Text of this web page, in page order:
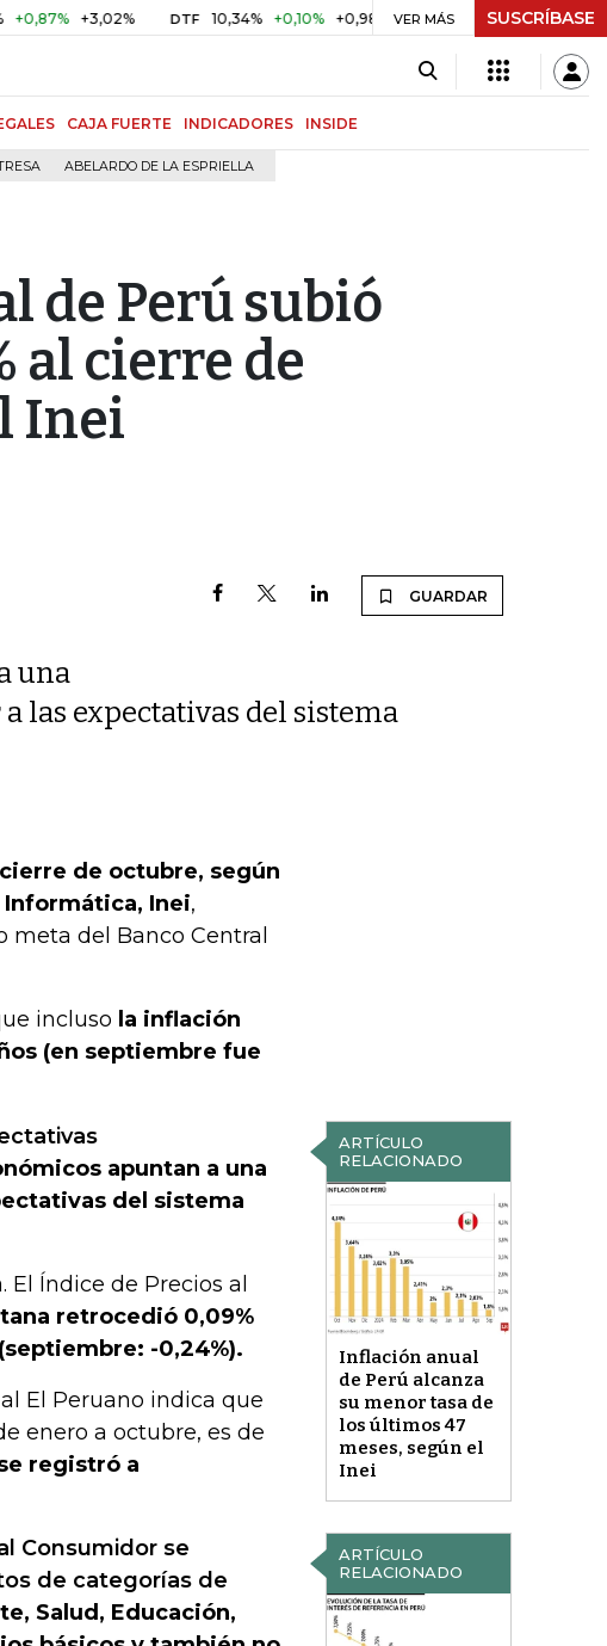
+3,02% DTF 10,34% +0,10% +0,98% UVR $ 417,01 +$ 0,05 +0,01%
VER MÁS SUSCRÍBASE
CAJA FUERTE INDICADORES INSIDE
ABELARDO DE LA ESPRIELLA
de Perú subió
al cierre de
Inei
GUARDAR
una
las expectativas del sistema
de octubre, según
Inei,
del Banco Central
incluso la inflación
(en septiembre fue
ARTÍCULO
RELACIONADO
Inflación anual
de Perú alcanza
su menor tasa de
los últimos 47
meses, según el
Inei
apuntan a una
del sistema
Índice de Precios al
retrocedió 0,09%
-0,24%).
El Peruano indica que
enero a octubre, es de
registró a
ARTÍCULO
RELACIONADO
Consumidor se
de categorías de
Salud, Educación,